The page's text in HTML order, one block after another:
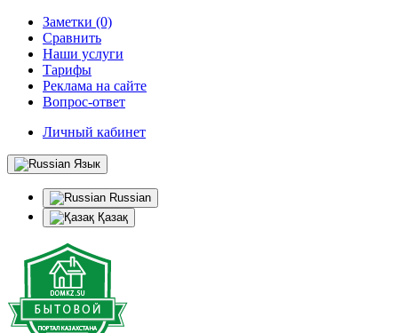
Заметки (0)
Сравнить
Наши услуги
Тарифы
Реклама на сайте
Вопрос-ответ
Личный кабинет
Язык
Russian
Қазақ